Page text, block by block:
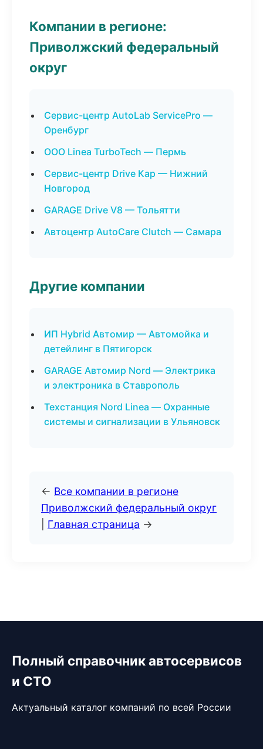
Компании в регионе:
Приволжский федеральный
округ
Сервис-центр AutoLab ServicePro —
Оренбург
ООО Linea TurboTech — Пермь
Сервис-центр Drive Кар — Нижний
Новгород
GARAGE Drive V8 — Тольятти
Автоцентр AutoCare Clutch — Самара
Другие компании
ИП Hybrid Автомир — Автомойка и
детейлинг в Пятигорск
GARAGE Автомир Nord — Электрика
и электроника в Ставрополь
Техстанция Nord Linea — Охранные
системы и сигнализации в Ульяновск
← Все компании в регионе
Приволжский федеральный округ
Главная страница →
Полный справочник автосервисов
и СТО
Актуальный каталог компаний по всей России